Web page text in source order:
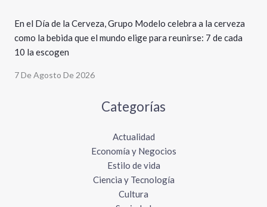
En el Día de la Cerveza, Grupo Modelo celebra a la cerveza
como la bebida que el mundo elige para reunirse: 7 de cada
10 la escogen
7 De Agosto De 2026
Categorías
Actualidad
Economía y Negocios
Estilo de vida
Ciencia y Tecnología
Cultura